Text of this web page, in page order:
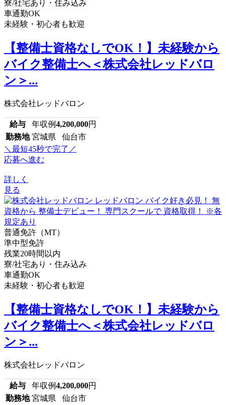
寮/社宅あり・住み込み
車通勤OK
未経験・初心者も歓迎
【整備士資格なしでOK！】未経験から
バイク整備士へ＜株式会社レッドバロ
ン＞...
株式会社レッドバロン
給与 年収例4,200,000円
勤務地 宮城県 仙台市
＼最短45秒で完了／
応募へ進む
詳しく
見る
普通免許（MT）
準中型免許
残業20時間以内
寮/社宅あり・住み込み
車通勤OK
未経験・初心者も歓迎
【整備士資格なしでOK！】未経験から
バイク整備士へ＜株式会社レッドバロ
ン＞...
株式会社レッドバロン
給与 年収例4,200,000円
勤務地 宮城県 仙台市